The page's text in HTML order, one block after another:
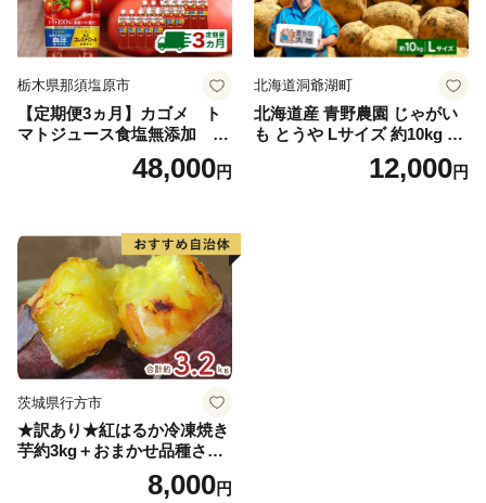
栃木県那須塩原市
【定期便3ヵ月】カゴメ ト
マトジュース食塩無添加 72
0ml PET×15本 1ケース 毎月
届く 3ヵ月 3回コース ns001-
48,000円
北海道洞爺湖町
北海道産 青野農園 じゃがい
も とうや Lサイズ 約10kg 20
26年10月初旬～12月下旬頃お
届け 先行予約 北海道 ジャガ
12,000円
茨城県行方市
★訳あり★紅はるか冷凍焼き
芋約3kg＋おまかせ品種さつ
まいも 合計約3.2kg｜さつ
まいも サツマイモ さつま芋
8,000円